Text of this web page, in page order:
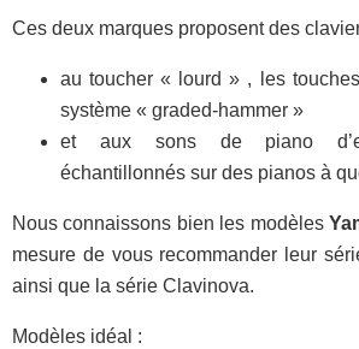
Ces deux marques proposent des
au toucher « lourd » , les
système « graded-hammer »
et aux sons de piano
échantillonnés sur des pianos à
Nous connaissons bien les modèles
mesure de vous recommander leur
ainsi que la série Clavinova.
Modèles idéal :